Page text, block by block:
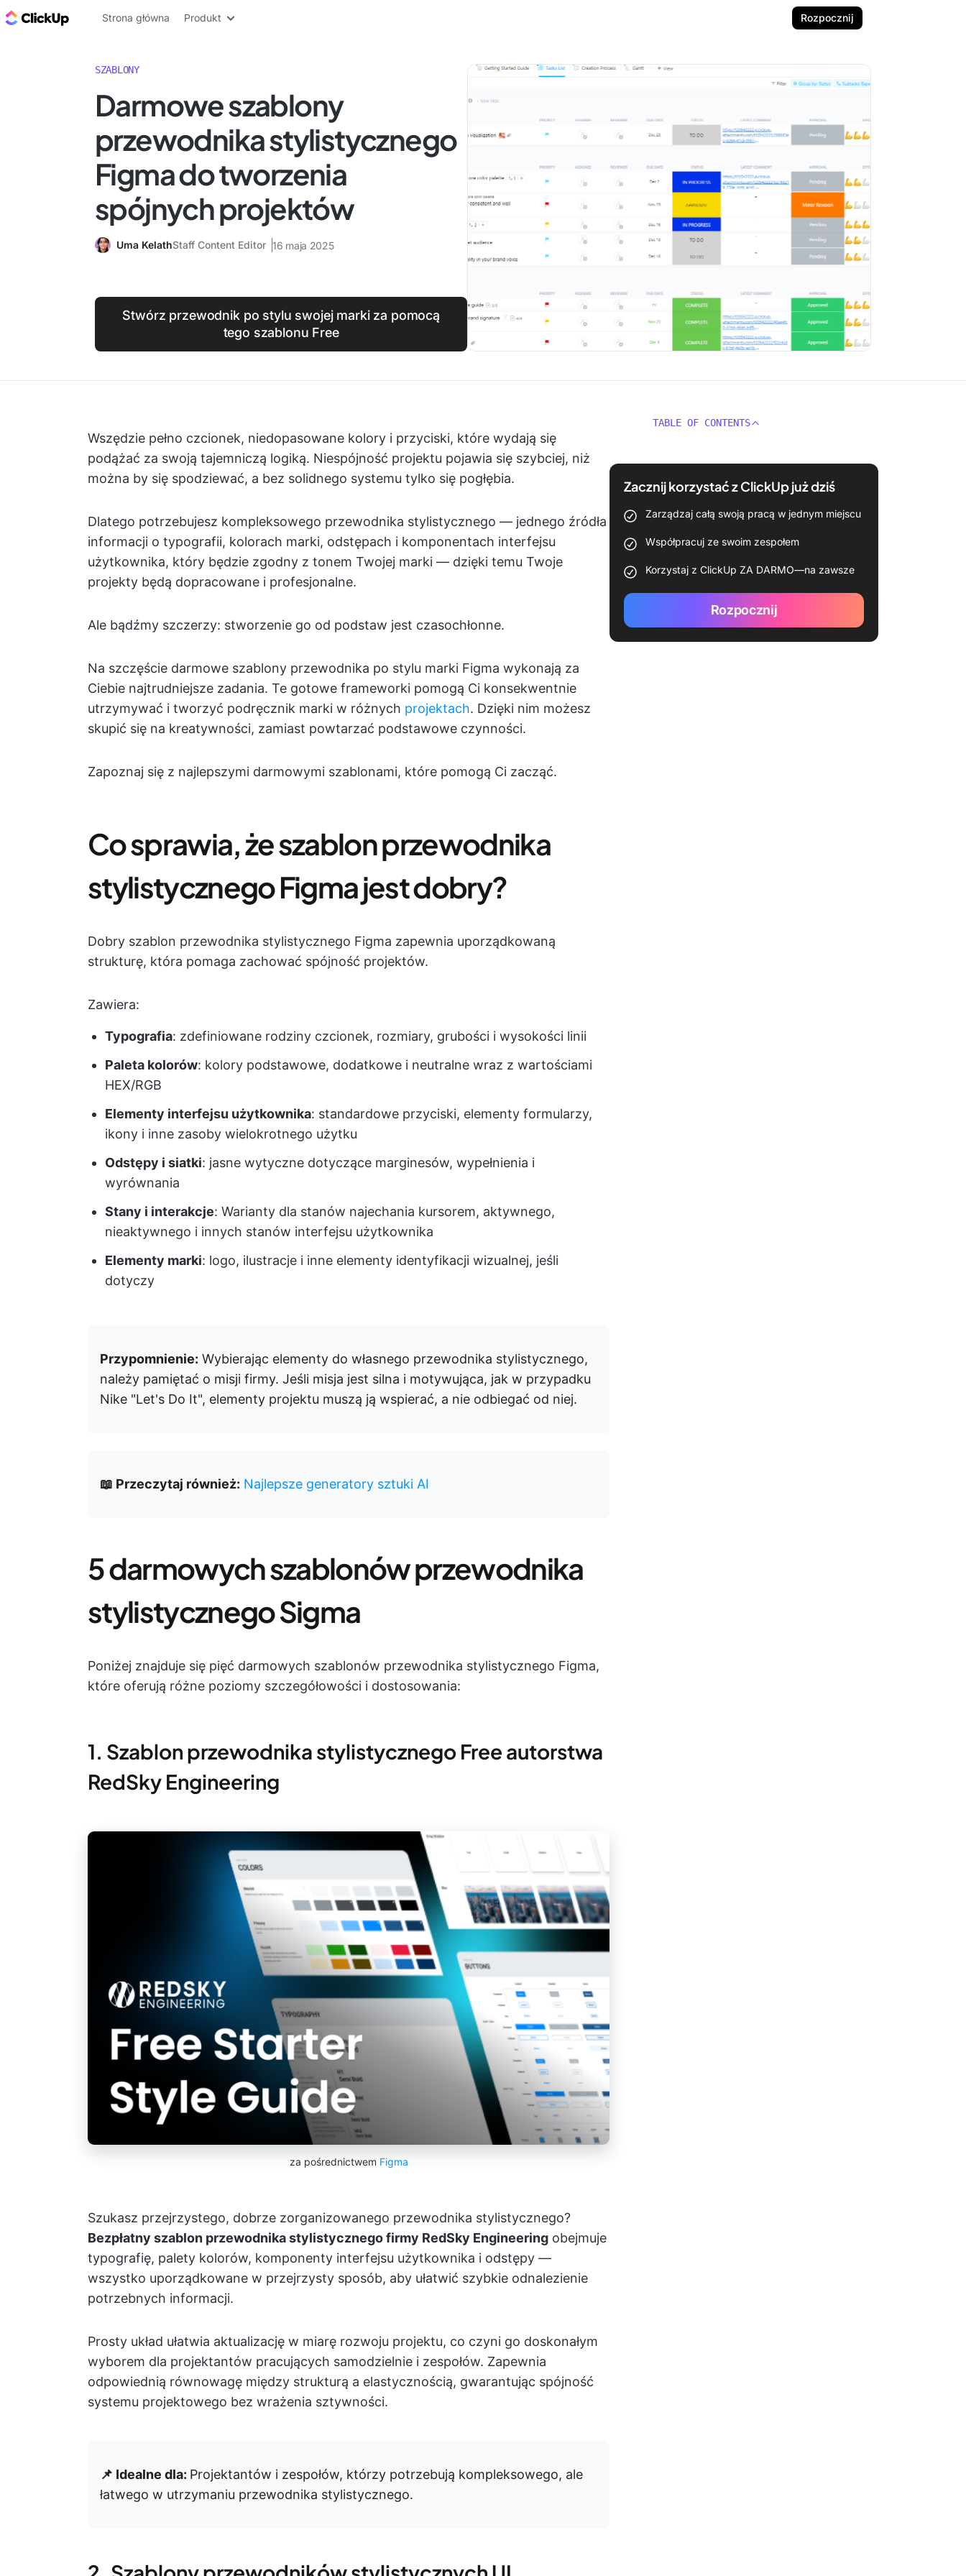
ClickUp Blog
Strona główna Produkt Rozpocznij
SZABLONY
Darmowe szablony
przewodnika stylistycznego
Figma do tworzenia
spójnych projektów
Uma KelathStaff Content Editor 16 maja 2025
Stwórz przewodnik po stylu swojej marki za pomocą
tego szablonu Free
Wszędzie pełno czcionek, niedopasowane kolory i przyciski, które wydają się
podążać za swoją tajemniczą logiką. Niespójność projektu pojawia się szybciej, niż
można by się spodziewać, a bez solidnego systemu tylko się pogłębia.
Dlatego potrzebujesz kompleksowego przewodnika stylistycznego — jednego źródła
informacji o typografii, kolorach marki, odstępach i komponentach interfejsu
użytkownika, który będzie zgodny z tonem Twojej marki — dzięki temu Twoje
projekty będą dopracowane i profesjonalne.
Ale bądźmy szczerzy: stworzenie go od podstaw jest czasochłonne.
Na szczęście darmowe szablony przewodnika po stylu marki Figma wykonają za
Ciebie najtrudniejsze zadania. Te gotowe frameworki pomogą Ci konsekwentnie
utrzymywać i tworzyć podręcznik marki w różnych projektach. Dzięki nim możesz
skupić się na kreatywności, zamiast powtarzać podstawowe czynności.
Zapoznaj się z najlepszymi darmowymi szablonami, które pomogą Ci zacząć.
Co sprawia, że szablon przewodnika
stylistycznego Figma jest dobry?
Dobry szablon przewodnika stylistycznego Figma zapewnia uporządkowaną
strukturę, która pomaga zachować spójność projektów.
Zawiera:
Typografia: zdefiniowane rodziny czcionek, rozmiary, grubości i wysokości linii
Paleta kolorów: kolory podstawowe, dodatkowe i neutralne wraz z wartościami
HEX/RGB
Elementy interfejsu użytkownika: standardowe przyciski, elementy formularzy,
ikony i inne zasoby wielokrotnego użytku
Odstępy i siatki: jasne wytyczne dotyczące marginesów, wypełnienia i
wyrównania
Stany i interakcje: Warianty dla stanów najechania kursorem, aktywnego,
nieaktywnego i innych stanów interfejsu użytkownika
Elementy marki: logo, ilustracje i inne elementy identyfikacji wizualnej, jeśli
dotyczy
Przypomnienie: Wybierając elementy do własnego przewodnika stylistycznego,
należy pamiętać o misji firmy. Jeśli misja jest silna i motywująca, jak w przypadku
Nike "Let's Do It", elementy projektu muszą ją wspierać, a nie odbiegać od niej.
📖 Przeczytaj również: Najlepsze generatory sztuki AI
5 darmowych szablonów przewodnika
stylistycznego Sigma
Poniżej znajduje się pięć darmowych szablonów przewodnika stylistycznego Figma,
które oferują różne poziomy szczegółowości i dostosowania:
1. Szablon przewodnika stylistycznego Free autorstwa
RedSky Engineering
za pośrednictwem Figma
Szukasz przejrzystego, dobrze zorganizowanego przewodnika stylistycznego?
Bezpłatny szablon przewodnika stylistycznego firmy RedSky Engineering obejmuje
typografię, palety kolorów, komponenty interfejsu użytkownika i odstępy —
wszystko uporządkowane w przejrzysty sposób, aby ułatwić szybkie odnalezienie
potrzebnych informacji.
Prosty układ ułatwia aktualizację w miarę rozwoju projektu, co czyni go doskonałym
wyborem dla projektantów pracujących samodzielnie i zespołów. Zapewnia
odpowiednią równowagę między strukturą a elastycznością, gwarantując spójność
systemu projektowego bez wrażenia sztywności.
📌 Idealne dla: Projektantów i zespołów, którzy potrzebują kompleksowego, ale
łatwego w utrzymaniu przewodnika stylistycznego.
TABLE OF CONTENTS
Zacznij korzystać z ClickUp już dziś
Zarządzaj całą swoją pracą w jednym miejscu
Współpracuj ze swoim zespołem
Korzystaj z ClickUp ZA DARMO—na zawsze
Rozpocznij